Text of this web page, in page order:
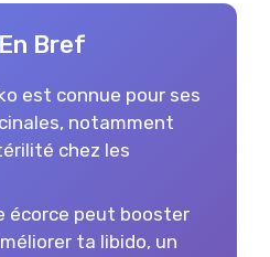
Bref
est connue pour ses
notamment
chez les
écorce peut booster
ta libido, un